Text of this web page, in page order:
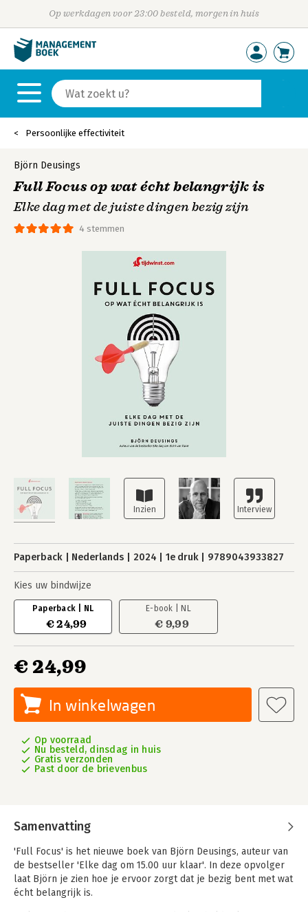
Op werkdagen voor 23:00 besteld, morgen in huis
Persoonlijke effectiviteit
4 stemmen
Björn Deusings
Full Focus op wat écht belangrijk is
Elke dag met de juiste dingen bezig zijn
Paperback Nederlands 2024 1e druk 9789043933827
Kies uw bindwijze
Paperback | NL
€ 24,99
E-book | NL
€ 9,99
€ 24,99
In winkelwagen
Op voorraad
Nu besteld, dinsdag in huis
Gratis verzonden
Past door de brievenbus
Samenvatting
'Full Focus' is het nieuwe boek van Björn Deusings, auteur van
de bestseller 'Elke dag om 15.00 uur klaar'. In deze opvolger
laat Björn je zien hoe je ervoor zorgt dat je bezig bent met wat
écht belangrijk is.